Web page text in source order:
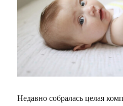
Недавно собралась целая